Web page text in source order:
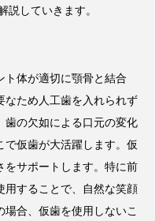
説していきます。
ト体が適切に顎骨と結合
なため人工歯を入れられず
歯の欠如による口元の変化
で仮歯が大活躍します。仮
をサポートします。特に前
用することで、自然な笑顔
合、仮歯を使用しないこ